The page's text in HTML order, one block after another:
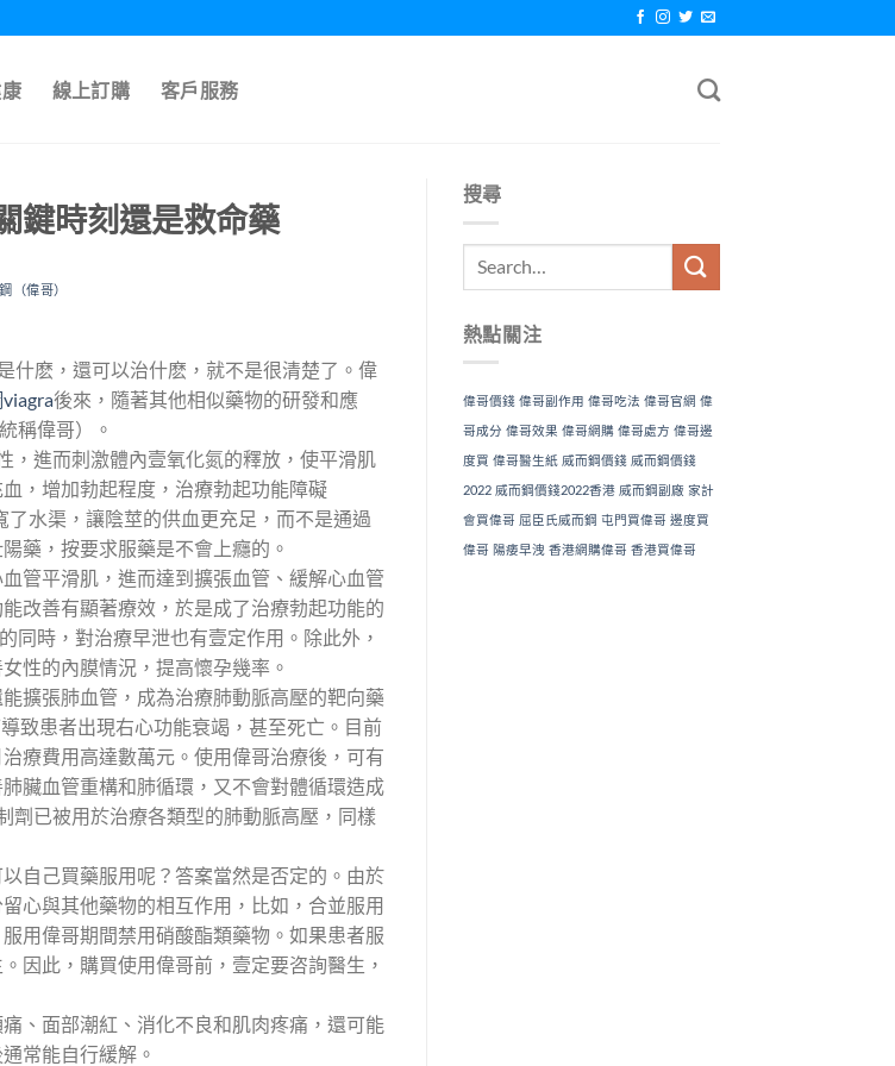
線上訂購 客戶服務
鍵時刻還是救命藥
（偉哥）
什麽，還可以治什麽，就不是很清楚了。偉
viagra後來，隨著其他相似藥物的研發和應
稱偉哥）。
，進而刺激體內壹氧化氮的釋放，使平滑肌
，增加勃起程度，治療勃起功能障礙
水渠，讓陰莖的供血更充足，而不是通過
藥，按要求服藥是不會上癮的。
管平滑肌，進而達到擴張血管、緩解心血管
改善有顯著療效，於是成了治療勃起功能的
同時，對治療早泄也有壹定作用。除此外，
性的內膜情況，提高懷孕幾率。
擴張肺血管，成為治療肺動脈高壓的靶向藥
致患者出現右心功能衰竭，甚至死亡。目前
療費用高達數萬元。使用偉哥治療後，可有
臟血管重構和肺循環，又不會對體循環造成
劑已被用於治療各類型的肺動脈高壓，同樣
自己買藥服用呢？答案當然是否定的。由於
心與其他藥物的相互作用，比如，合並服用
用偉哥期間禁用硝酸酯類藥物。如果患者服
因此，購買使用偉哥前，壹定要咨詢醫生，
、面部潮紅、消化不良和肌肉疼痛，還可能
常能自行緩解。
搜尋
熱點關注
偉哥價錢 偉哥副作用 偉哥吃法 偉哥官網 偉
哥成分 偉哥效果 偉哥網購 偉哥處方 偉哥邊
度買 偉哥醫生紙 威而鋼價錢 威而鋼價錢
2022 威而鋼價錢2022香港 威而鋼副廠 家計
會買偉哥 屈臣氏威而鋼 屯門買偉哥 邊度買
偉哥 陽痿早洩 香港網購偉哥 香港買偉哥